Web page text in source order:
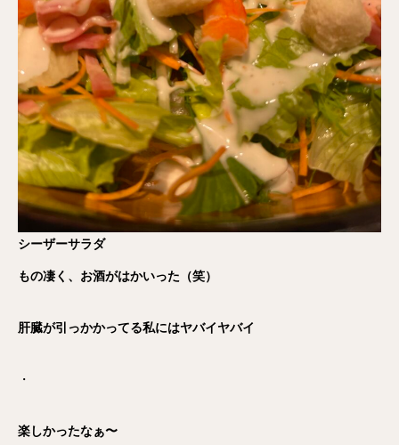
シーザーサラダ
もの凄く、お酒がはかいった（笑）
肝臓が引っかかってる私にはヤバイヤバイ
・
楽しかったなぁ〜